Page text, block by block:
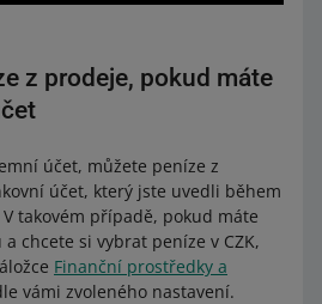
z prodeje, pokud máte
účet, můžete peníze z
účet, který jste uvedli během
takovém případě, pokud máte
chcete si vybrat peníze v CZK,
Finanční prostředky a
vámi zvoleného nastavení.